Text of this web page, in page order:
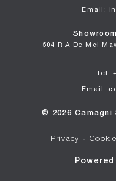
Email:
504 R A De Mel
Tel:
Email:
© 2026 Camagni
Privacy -Cookie